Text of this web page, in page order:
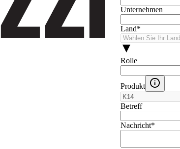
Unternehmen
Land*
Rolle
Produkt
Betreff
Nachricht*